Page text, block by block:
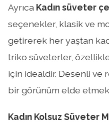
Ayrıca Kadın süveter
seçenekler, klasik ve
getirerek her yaştan
triko süveterler,
için idealdir. Desenli ve
bir görünüm elde
Kadın Kolsuz Süveter